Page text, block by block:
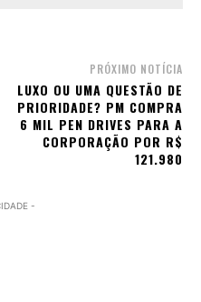
PRÓXIMO NOTÍCIA
LUXO OU UMA QUESTÃO DE
PRIORIDADE? PM COMPRA
6 MIL PEN DRIVES PARA A
CORPORAÇÃO POR R$
121.980
-